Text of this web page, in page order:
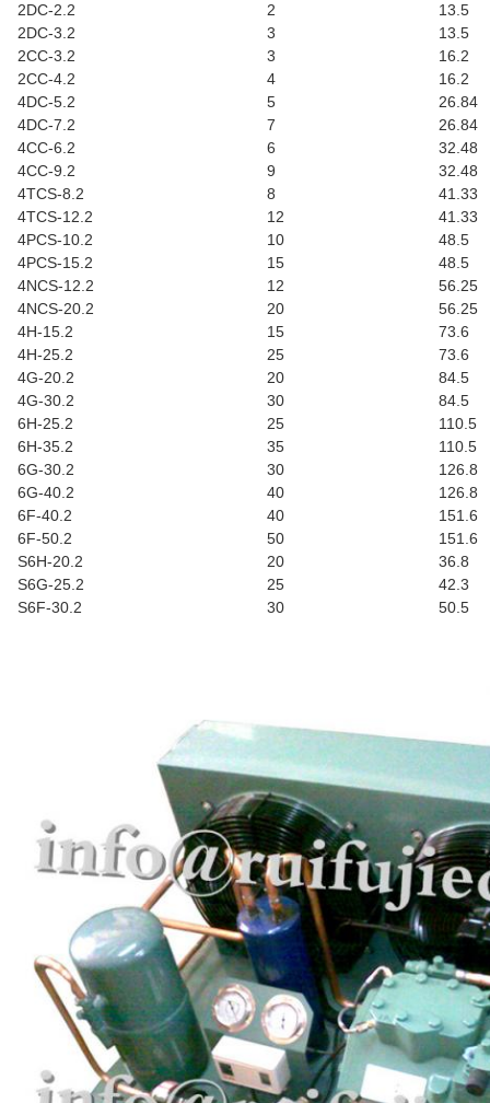
2DC-2.2
2
13.5
2DC-3.2
3
13.5
2CC-3.2
3
16.2
2CC-4.2
4
16.2
4DC-5.2
5
26.84
4DC-7.2
7
26.84
4CC-6.2
6
32.48
4CC-9.2
9
32.48
4TCS-8.2
8
41.33
4TCS-12.2
12
41.33
4PCS-10.2
10
48.5
4PCS-15.2
15
48.5
4NCS-12.2
12
56.25
4NCS-20.2
20
56.25
4H-15.2
15
73.6
4H-25.2
25
73.6
4G-20.2
20
84.5
4G-30.2
30
84.5
6H-25.2
25
110.5
6H-35.2
35
110.5
6G-30.2
30
126.8
6G-40.2
40
126.8
6F-40.2
40
151.6
6F-50.2
50
151.6
S6H-20.2
20
36.8
S6G-25.2
25
42.3
S6F-30.2
30 50.5